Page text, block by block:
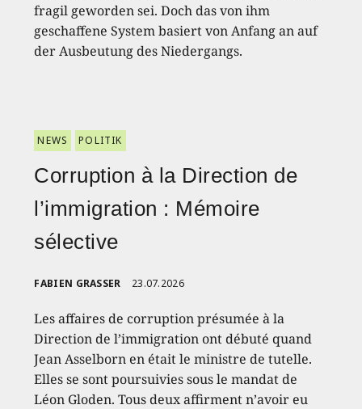
fragil geworden sei. Doch das von ihm
geschaffene System basiert von Anfang an auf
der Ausbeutung des Niedergangs.
NEWS POLITIK
Corruption à la Direction de
l’immigration : Mémoire
sélective
FABIEN GRASSER 23.07.2026
Les affaires de corruption présumée à la
Direction de l’immigration ont débuté quand
Jean Asselborn en était le ministre de tutelle.
Elles se sont poursuivies sous le mandat de
Léon Gloden. Tous deux affirment n’avoir eu